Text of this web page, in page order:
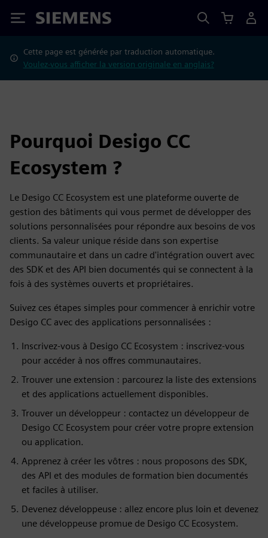
Siemens
Cette page est générée par traduction automatique.
Voulez-vous afficher la version originale en anglais?
Pourquoi Desigo CC
Ecosystem ?
Le Desigo CC Ecosystem est une plateforme ouverte de
gestion des bâtiments qui vous permet de développer des
solutions personnalisées pour répondre aux besoins de vos
clients. Sa valeur unique réside dans son expertise
communautaire et dans un cadre d'intégration ouvert avec
des SDK et des API bien documentés qui se connectent à la
fois à des systèmes ouverts et propriétaires.
Suivez ces étapes simples pour commencer à enrichir votre
Desigo CC avec des applications personnalisées :
Inscrivez-vous à Desigo CC Ecosystem : inscrivez-vous
pour accéder à nos offres communautaires.
Trouver une extension : parcourez la liste des extensions
et des applications actuellement disponibles.
Trouver un développeur : contactez un développeur de
Desigo CC Ecosystem pour créer votre propre extension
ou application.
Apprenez à créer les vôtres : nous proposons des SDK,
des API et des modules de formation bien documentés
et faciles à utiliser.
Devenez développeuse : allez encore plus loin et devenez
une développeuse promue de Desigo CC Ecosystem.